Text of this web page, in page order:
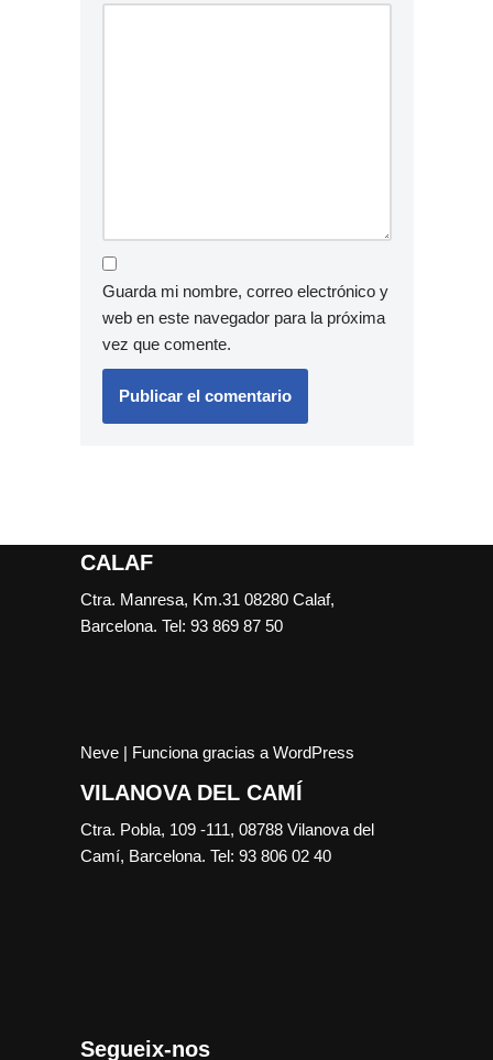
Guarda mi nombre, correo electrónico y
web en este navegador para la próxima
vez que comente.
CALAF
Ctra. Manresa, Km.31 08280 Calaf,
Barcelona. Tel: 93 869 87 50
Neve| Funciona gracias a WordPress
VILANOVA DEL CAMÍ
Ctra. Pobla, 109 -111, 08788 Vilanova del
Camí, Barcelona. Tel: 93 806 02 40
Segueix-nos